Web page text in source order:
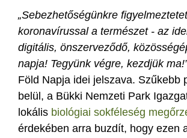
„Sebezhetőségünkre
koronavírussal a természet - az
digitális, önszerveződő,
napja! Tegyünk végre, kezdjük
Föld Napja idei jelszava. Szűkebb
belül, a Bükki Nemzeti Park
lokális biológiai sokféleség
érdekében arra buzdít, hogy ezen